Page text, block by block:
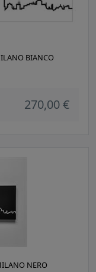
BIANCO
270,00 €
NERO